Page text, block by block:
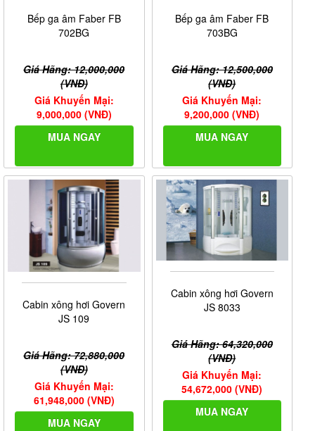
Bếp ga âm Faber FB
702BG
Giá Hãng: 12,000,000
(VNĐ)
Giá Khuyến Mại:
9,000,000 (VNĐ)
MUA NGAY
Bếp ga âm Faber FB
703BG
Giá Hãng: 12,500,000
(VNĐ)
Giá Khuyến Mại:
9,200,000 (VNĐ)
MUA NGAY
Cabin xông hơi Govern
JS 109
Giá Hãng: 72,880,000
(VNĐ)
Giá Khuyến Mại:
61,948,000 (VNĐ)
MUA NGAY
Cabin xông hơi Govern
JS 8033
Giá Hãng: 64,320,000
(VNĐ)
Giá Khuyến Mại:
54,672,000 (VNĐ)
MUA NGAY